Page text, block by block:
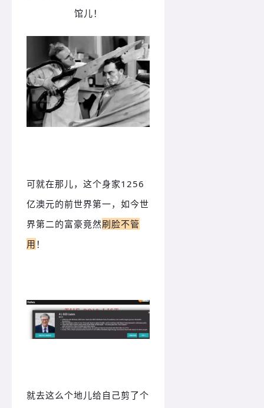
馆儿！
可就在那儿，这个身家1256
亿澳元的前世界第一，如今世
界第二的富豪竟然刷脸不管
用 ！
就去这么个地儿给自己剪了个